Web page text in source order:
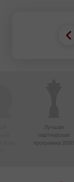
Лучшая
партнерская
программа 2020